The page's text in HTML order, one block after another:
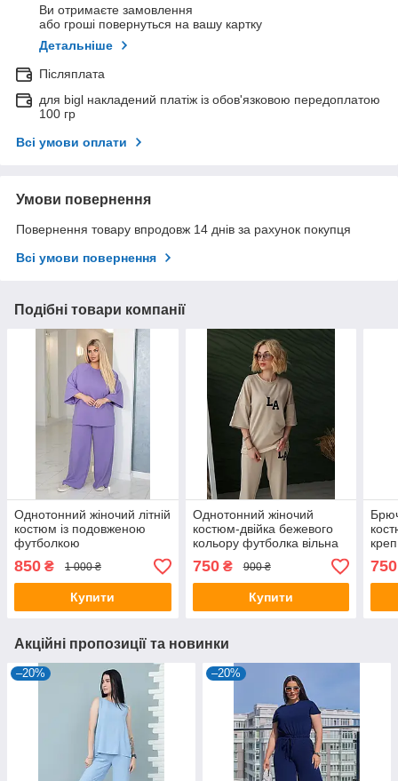
Ви отримаєте замовлення
або гроші повернуться на вашу картку
Детальніше
Післяплата
для bigl накладений платіж із обов'язковою передоплатою
100 гр
Всі умови оплати
Умови повернення
Повернення товару впродовж 14 днів за рахунок покупця
Всі умови повернення
Подібні товари компанії
Однотонний жіночий літній
костюм із подовженою
футболкою
850 ₴ 1 000 ₴
Купити
Однотонний жіночий
костюм-двійка бежевого
кольору футболка вільна
750₴ 900 ₴
Купити
750
Акційні пропозиції та новинки
–20% –20%